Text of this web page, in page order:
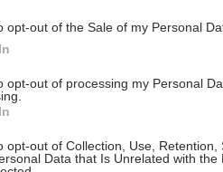
opt-out of the Sale of my Personal
opt-out of processing my Personal
opt-out of Collection, Use, Retention,
Data that Is Unrelated with the
shares